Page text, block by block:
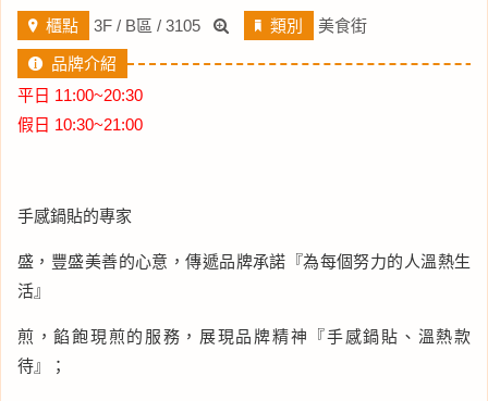
櫃點 3F / B區 / 3105 類別 美食街
品牌介紹
平日 11:00~20:30
假日 10:30~21:00
手感鍋貼的專家
盛，豐盛美善的心意，傳遞品牌承諾『為每個努力的人溫熱生
活』
煎，餡飽現煎的服務，展現品牌精神『手感鍋貼、溫熱款
待』；